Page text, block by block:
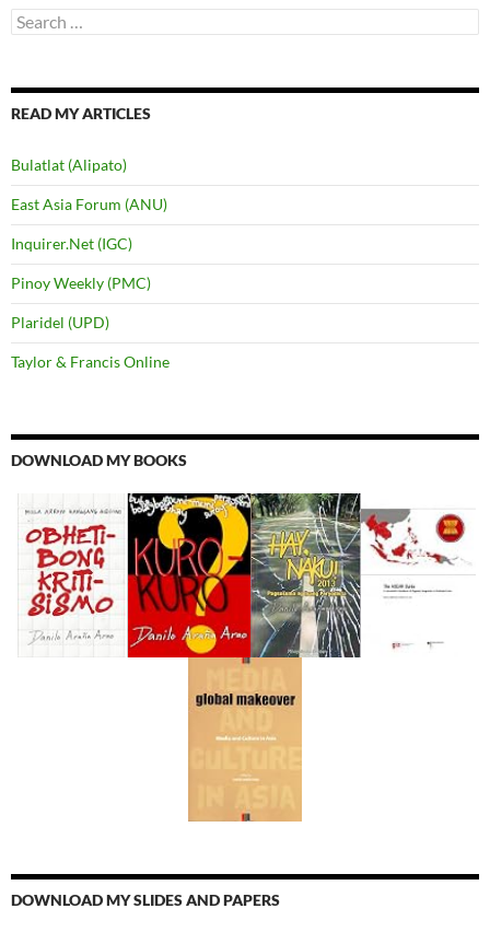
Search
for:
READ MY ARTICLES
Bulatlat (Alipato)
East Asia Forum (ANU)
Inquirer.Net (IGC)
Pinoy Weekly (PMC)
Plaridel (UPD)
Taylor & Francis Online
DOWNLOAD MY BOOKS
DOWNLOAD MY SLIDES AND PAPERS